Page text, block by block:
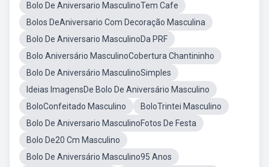
Bolo De Aniversario MasculinoTem Cafe
Bolos DeAniversario Com Decoração Masculina
Bolo De Aniversario MasculinoDa PRF
Bolo Aniversário MasculinoCobertura Chantininho
Bolo De Aniversário MasculinoSimples
Ideias ImagensDe Bolo De Aniversário Masculino
BoloConfeitado Masculino
BoloTrintei Masculino
Bolo De Aniversario MasculinoFotos De Festa
Bolo De20 Cm Masculino
Bolo De Aniversário Masculino95 Anos